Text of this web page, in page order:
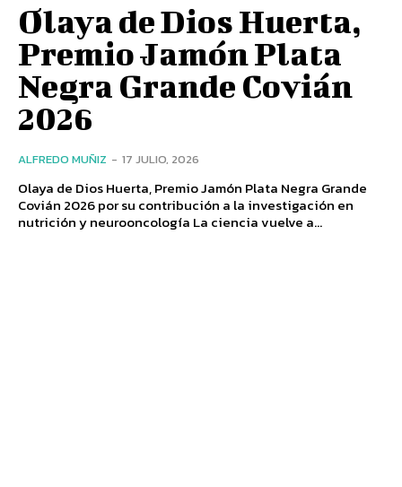
Olaya de Dios Huerta,
Premio Jamón Plata
Negra Grande Covián
2026
ALFREDO MUÑIZ - 17 JULIO, 2026
Olaya de Dios Huerta, Premio Jamón Plata Negra Grande
Covián 2026 por su contribución a la investigación en
nutrición y neurooncología La ciencia vuelve a...